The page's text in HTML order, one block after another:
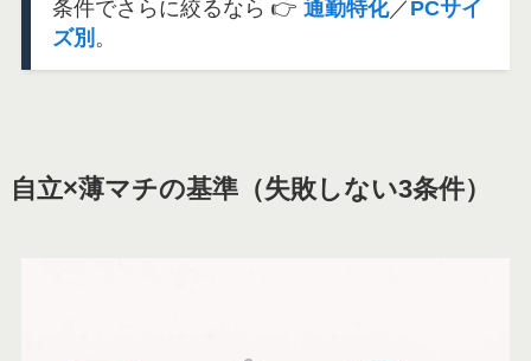
条件でさらに絞るなら 👉 通勤特化／ PCサイ
ズ別 。
自立×薄マチの基準（失敗しない3条件）